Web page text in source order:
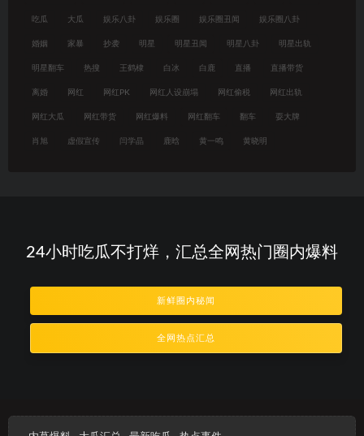
吃瓜 大瓜 娱乐八卦 娱乐圈 娱乐圈丑闻 娱乐圈八卦
婚姻 家暴 抄袭 明星 明星丑闻 明星八卦 明星出轨
明星翻车 热搜 王鹤棣 白冰 白鹿 直播 直播带货
离婚 网红 网红PK 网红人设崩塌 网红偷税 网红出轨
网红大瓜 网红带货 网红爆料 网红翻车 翻车 耍大牌
肖旭 虚假宣传 闫学晶 鹿晗 黄一鸣 黄晓明
24小时吃瓜不打烊，汇总全网热门圈内爆料
新鲜圈内秘闻
全网热点汇总